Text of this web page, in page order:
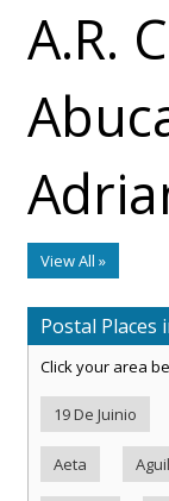
A.R.
View All »
Postal Places
Click your area
19 De Juinio
Aeta